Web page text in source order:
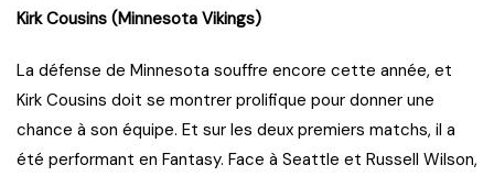
Kirk Cousins (Minnesota Vikings)
La défense de Minnesota souffre encore cette année, et
Kirk Cousins doit se montrer prolifique pour donner une
chance à son équipe. Et sur les deux premiers matchs, il a
été performant en Fantasy. Face à Seattle et Russell Wilson,